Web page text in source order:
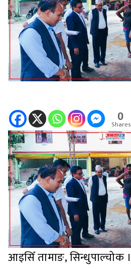
0
Shares
आइसिँ तामाङ, सिन्धुपाल्चोक ।